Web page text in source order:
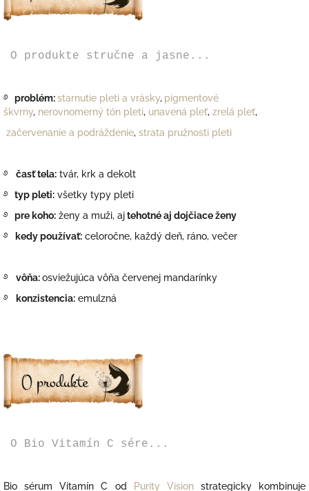
O produkte stručne a jasne...
࿔ problém:starnutie pleti a vrásky, pigmentové
škvrny, nerovnomerný tón pleti, unavená pleť, zrelá pleť,
začervenanie a podráždenie, strata pružnosti pleti
࿔ časť tela: tvár, krk a dekolt
࿔
typ pleti: všetky typy pleti
࿔
pre koho: ženy a muži, ajtehotné aj dojčiace ženy
࿔
kedy používať: celoročne, každý deň, ráno, večer
࿔ vôňa:osviežujúca vôňa červenej mandarínky
࿔
konzistencia: emulzná
O Bio Vitamín C sére...
Bio sérum Vitamín C od Purity Visionstrategicky kombinuje